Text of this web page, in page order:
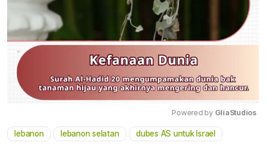
Mute
Powered by GliaStudios
lebanon lebanon selatan dubes AS untuk Israel